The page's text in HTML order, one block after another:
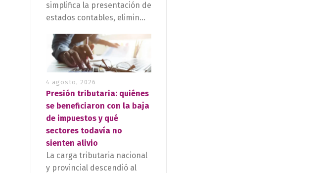
simplifica la presentación de
estados contables, elimin...
4 agosto, 2026
Presión tributaria: quiénes
se beneficiaron con la baja
de impuestos y qué
sectores todavía no
sienten alivio
La carga tributaria nacional
y provincial descendió al